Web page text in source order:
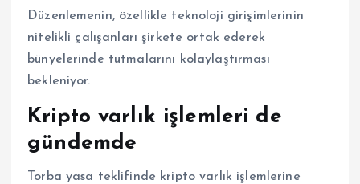
Düzenlemenin, özellikle teknoloji girişimlerinin
nitelikli çalışanları şirkete ortak ederek
bünyelerinde tutmalarını kolaylaştırması
bekleniyor.
Kripto varlık işlemleri de
gündemde
Torba yasa teklifinde kripto varlık işlemlerine